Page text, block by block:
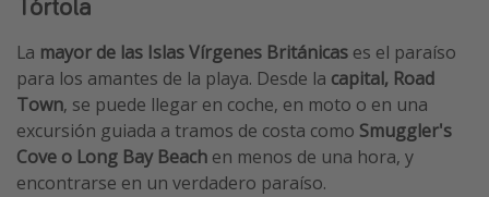
La mayor de las Islas Vírgenes Británicas es el paraíso
para los amantes de la playa. Desde la capital, Road
Town, se puede llegar en coche, en moto o en una
excursión guiada a tramos de costa como Smuggler's
Cove o Long Bay Beach en menos de una hora, y
encontrarse en un verdadero paraíso.